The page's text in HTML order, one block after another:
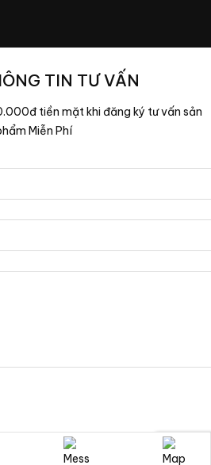
TIN TƯ VẤN
tiền mặt khi đăng ký tư vấn sản
Miễn Phí